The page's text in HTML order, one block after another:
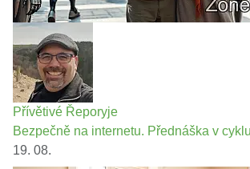
Přívětivé Řeporyje
Bezpečně na internetu. Přednáška v
19. 08.